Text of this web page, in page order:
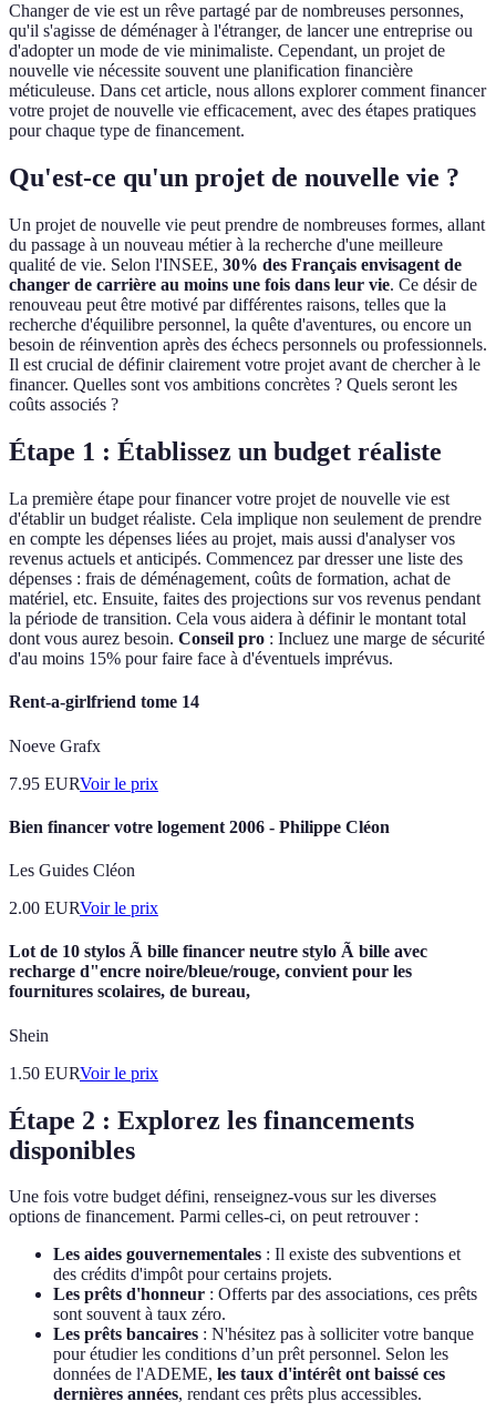
Changer de vie est un rêve partagé par de nombreuses personnes,
qu'il s'agisse de déménager à l'étranger, de lancer une entreprise ou
d'adopter un mode de vie minimaliste. Cependant, un projet de
nouvelle vie nécessite souvent une planification financière
méticuleuse. Dans cet article, nous allons explorer comment financer
votre projet de nouvelle vie efficacement, avec des étapes pratiques
pour chaque type de financement.
Qu'est-ce qu'un projet de nouvelle vie ?
Un projet de nouvelle vie peut prendre de nombreuses formes, allant
du passage à un nouveau métier à la recherche d'une meilleure
qualité de vie. Selon l'INSEE, 30% des Français envisagent de
changer de carrière au moins une fois dans leur vie. Ce désir de
renouveau peut être motivé par différentes raisons, telles que la
recherche d'équilibre personnel, la quête d'aventures, ou encore un
besoin de réinvention après des échecs personnels ou professionnels.
Il est crucial de définir clairement votre projet avant de chercher à le
financer. Quelles sont vos ambitions concrètes ? Quels seront les
coûts associés ?
Étape 1 : Établissez un budget réaliste
La première étape pour financer votre projet de nouvelle vie est
d'établir un budget réaliste. Cela implique non seulement de prendre
en compte les dépenses liées au projet, mais aussi d'analyser vos
revenus actuels et anticipés. Commencez par dresser une liste des
dépenses : frais de déménagement, coûts de formation, achat de
matériel, etc. Ensuite, faites des projections sur vos revenus pendant
la période de transition. Cela vous aidera à définir le montant total
dont vous aurez besoin. Conseil pro : Incluez une marge de sécurité
d'au moins 15% pour faire face à d'éventuels imprévus.
Rent-a-girlfriend tome 14
Noeve Grafx
7.95 EURVoir le prix
Bien financer votre logement 2006 - Philippe Cléon
Les Guides Cléon
2.00 EURVoir le prix
Lot de 10 stylos Ã bille financer neutre stylo Ã bille avec
recharge d"encre noire/bleue/rouge, convient pour les
fournitures scolaires, de bureau,
Shein
1.50 EURVoir le prix
Étape 2 : Explorez les financements
disponibles
Une fois votre budget défini, renseignez-vous sur les diverses
options de financement. Parmi celles-ci, on peut retrouver :
Les aides gouvernementales : Il existe des subventions et
des crédits d'impôt pour certains projets.
Les prêts d'honneur : Offerts par des associations, ces prêts
sont souvent à taux zéro.
Les prêts bancaires : N'hésitez pas à solliciter votre banque
pour étudier les conditions d’un prêt personnel. Selon les
données de l'ADEME, les taux d'intérêt ont baissé ces
dernières années, rendant ces prêts plus accessibles.